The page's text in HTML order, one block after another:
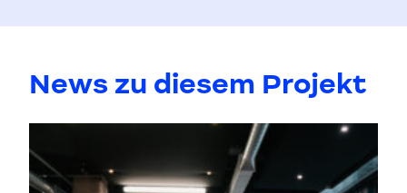
News zu diesem Projekt